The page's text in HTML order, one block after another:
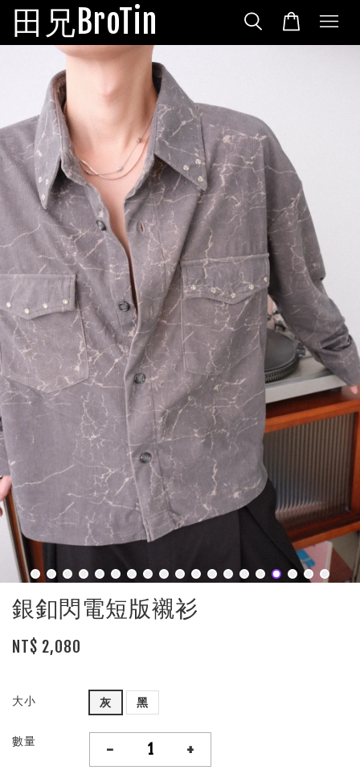
田兄BroTin
銀釦閃電短版襯衫
NT$ 2,080
大小 灰 黑
數量 - +